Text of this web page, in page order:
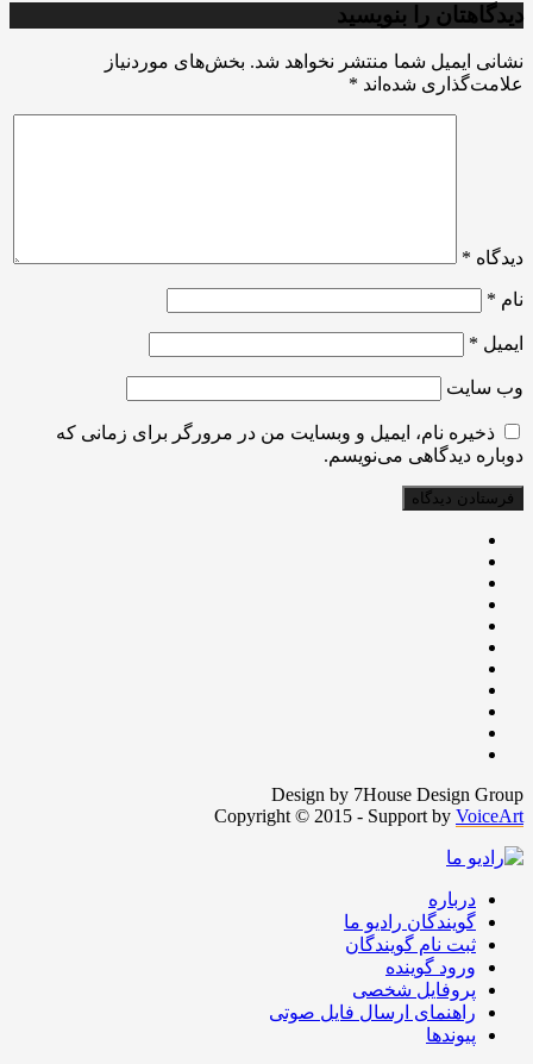
دیدگاهتان را بنویسید
نشانی ایمیل شما منتشر نخواهد شد. بخش‌های موردنیاز
علامت‌گذاری شده‌اند *
دیدگاه *
نام *
ایمیل *
وب‌ سایت
ذخیره نام، ایمیل و وبسایت من در مرورگر برای زمانی که
دوباره دیدگاهی می‌نویسم.
Design by 7House Design Group
Copyright © 2015 - Support by VoiceArt
درباره
گویندگان رادیو ما
ثبت نام گویندگان
ورود گوینده
پروفایل شخصی
راهنمای ارسال فایل صوتی
پیوندها